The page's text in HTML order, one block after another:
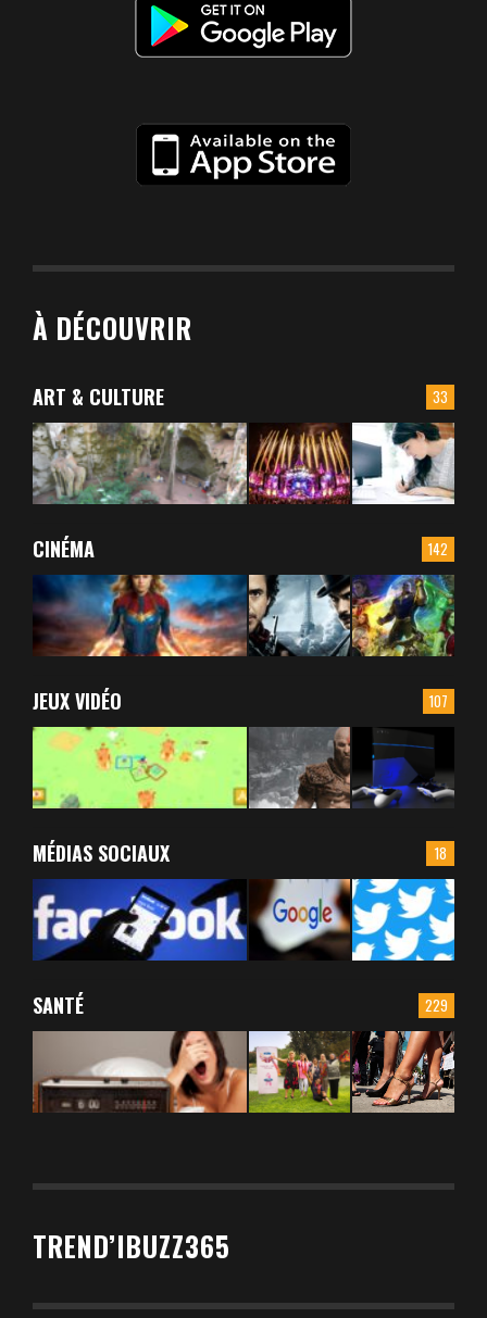
À DÉCOUVRIR
33
ART & CULTURE
142
CINÉMA
107
JEUX VIDÉO
18
MÉDIAS SOCIAUX
229
SANTÉ
TREND’IBUZZ365